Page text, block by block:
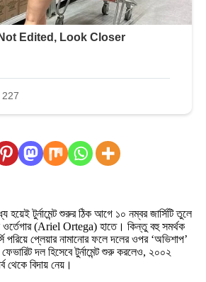
হয়েই টুর্নামেন্ট শুরুর ঠিক আগে ১০ নম্বর জার্সিটি তুলে
ওর্তেগার (Ariel Ortega) হাতে। কিন্তু বহু সমর্থক
পরিয়ে প্লেয়ার নামানোর ফলে দলের ওপর ‘অভিশাপ’
দল হিসেবে টুর্নামেন্ট শুরু করলেও, ২০০২
থেকে বিদায় নেয়।